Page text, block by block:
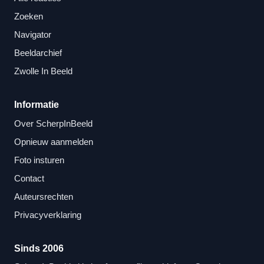
Zoeken
Navigator
Beeldarchief
Zwolle In Beeld
Informatie
Over ScherpInBeeld
Opnieuw aanmelden
Foto insturen
Contact
Auteursrechten
Privacyverklaring
Sinds 2006